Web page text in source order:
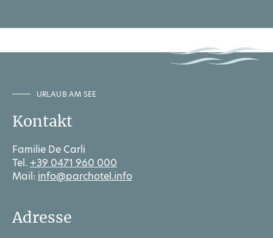
URLAUB AM SEE
Kontakt
Familie De Carli
Tel. +39 0471 960 000
Mail: info@parchotel.info
Adresse